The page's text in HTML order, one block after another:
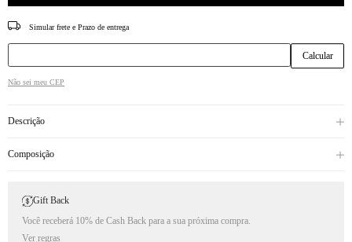
CEP
Não sei meu CEP
Descrição
Composição
Gift Back
Você receberá 10% de Cash Back para a sua próxima compra.
Ver regras